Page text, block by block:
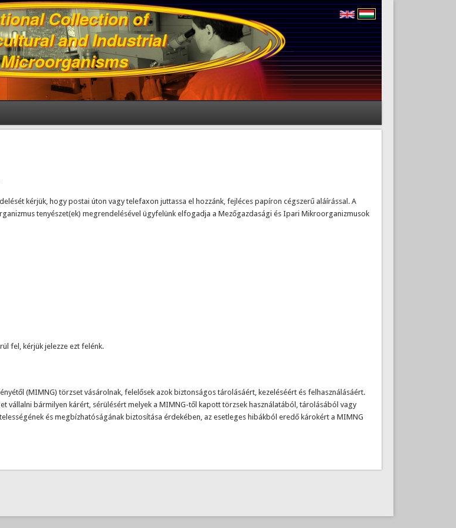
kérjük, hogy postai úton vagy telefaxon juttassa el hozzánk, fejléces papíron cégszerű aláírással. A
tenyészet(ek) megrendelésével ügyfelünk elfogadja a Mezőgazdasági és Ipari Mikroorganizmusok
fel, kérjük jelezze ezt felénk.
(MIMNG) törzset vásárolnak, felelősek azok biztonságos tárolásáért, kezeléséért és felhasználásáért.
vállalni bármilyen kárért, sérülésért melyek a MIMNG-től kapott törzsek használatából, tárolásából vagy
és megbízhatóságának biztosítása érdekében, az esetleges hibákból eredő károkért a MIMNG